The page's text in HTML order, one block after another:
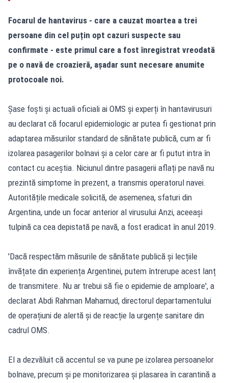
Focarul de hantavirus - care a cauzat moartea a trei
persoane din cel puțin opt cazuri suspecte sau
confirmate - este primul care a fost înregistrat vreodată
pe o navă de croazieră, așadar sunt necesare anumite
protocoale noi.
Șase foști și actuali oficiali ai OMS și experți în hantavirusuri
au declarat că focarul epidemiologic ar putea fi gestionat prin
adaptarea măsurilor standard de sănătate publică, cum ar fi
izolarea pasagerilor bolnavi și a celor care ar fi putut intra în
contact cu aceștia. Niciunul dintre pasagerii aflați pe navă nu
prezintă simptome în prezent, a transmis operatorul navei.
Autoritățile medicale solicită, de asemenea, sfaturi din
Argentina, unde un focar anterior al virusului Anzi, aceeași
tulpină ca cea depistată pe navă, a fost eradicat în anul 2019.
'Dacă respectăm măsurile de sănătate publică și lecțiile
învățate din experiența Argentinei, putem întrerupe acest lanț
de transmitere. Nu ar trebui să fie o epidemie de amploare', a
declarat Abdi Rahman Mahamud, directorul departamentului
de operațiuni de alertă și de reacție la urgențe sanitare din
cadrul OMS.
El a dezvăluit că accentul se va pune pe izolarea persoanelor
bolnave, precum și pe monitorizarea și plasarea în carantină a